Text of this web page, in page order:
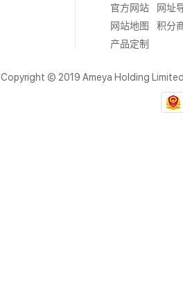
官方网站
网址
网站地图
积分
产品定制
Copyright © 2019 Ameya Holding